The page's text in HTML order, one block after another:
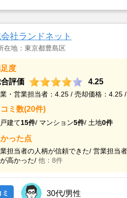
社ランドネット
在地：東京都豊島区
度
評価
4.25
・営業担当者：4.25 / 売却価格：4.25
コミ数(20件)
建て15件/ マンション5件/ 土地0件
かった点
担当者の人柄が信頼できた/ 営業担当
高かった/ 他：8件
30代/男性